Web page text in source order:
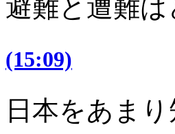
避難と遭難
(15:09)
日本をあま